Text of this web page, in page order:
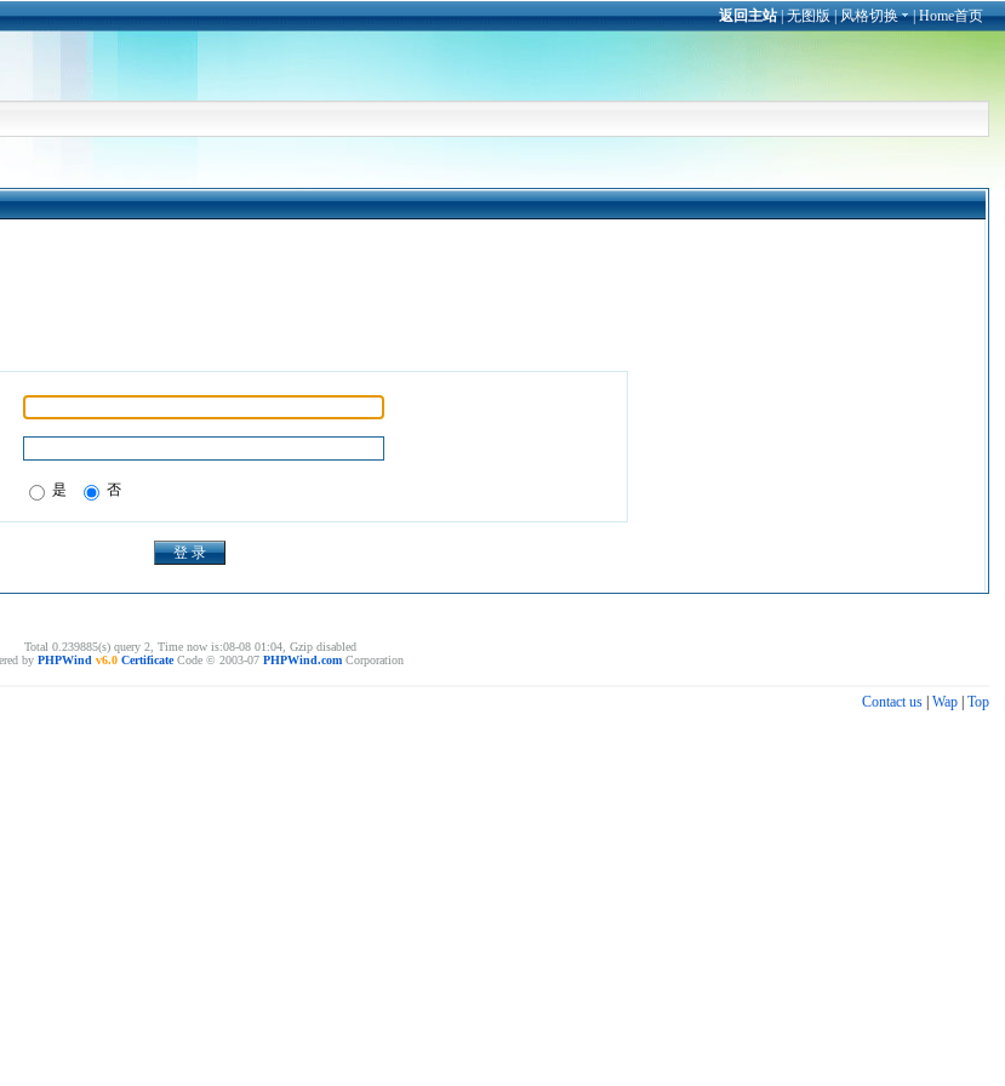
返回主站|无图版|风格切换 |Home首页
是 否
Total 0.239885(s) query 2, Time now is:08-08 01:04, Gzip disabled
by PHPWind v6.0 CertificateCode © 2003-07 PHPWind.com Corporation
Contact us| Wap| Top